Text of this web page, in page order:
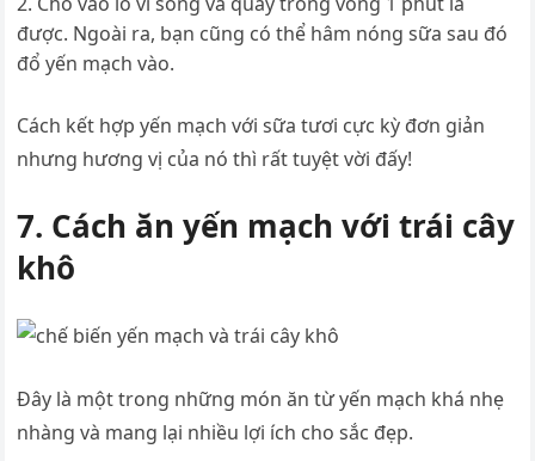
được. Ngoài ra, bạn cũng có thể hâm nóng sữa sau đó
đổ yến mạch vào.
Cách kết hợp yến mạch với sữa tươi cực kỳ đơn giản
nhưng hương vị của nó thì rất tuyệt vời đấy!
7. Cách ăn yến mạch với trái cây
khô
Đây là một trong những món ăn từ yến mạch khá nhẹ
nhàng và mang lại nhiều lợi ích cho sắc đẹp.